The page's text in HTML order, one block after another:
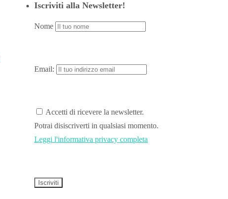
Iscriviti alla Newsletter!
Nome
Email:
Accetti di ricevere la newsletter.
Potrai disiscriverti in qualsiasi momento.
Leggi l'informativa privacy completa